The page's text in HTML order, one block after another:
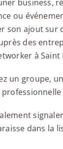
business,
ou
son ajout sur
des
à Saint
un groupe,
dans la